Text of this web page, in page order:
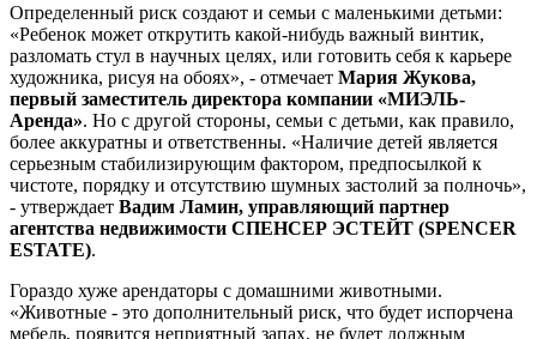
Определенный риск создают и семьи с маленькими детьми:
«Ребенок может открутить какой-нибудь важный винтик,
разломать стул в научных целях, или готовить себя к карьере
художника, рисуя на обоях», - отмечает Мария Жукова,
первый заместитель директора компании «МИЭЛЬ-
Аренда». Но с другой стороны, семьи с детьми, как правило,
более аккуратны и ответственны. «Наличие детей является
серьезным стабилизирующим фактором, предпосылкой к
чистоте, порядку и отсутствию шумных застолий за полночь»,
- утверждает Вадим Ламин, управляющий партнер
агентства недвижимости СПЕНСЕР ЭСТЕЙТ (SPENCER
ESTATE).
Гораздо хуже арендаторы с домашними животными.
«Животные - это дополнительный риск, что будет испорчена
мебель, появится неприятный запах, не будет должным